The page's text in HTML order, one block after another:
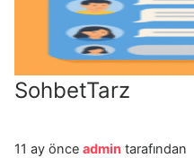
SohbetTarz
11 ay önce admin tarafından